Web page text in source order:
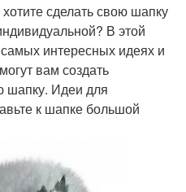
сделать свою шапку
В этой
интересных идеях и
вам создать
шапку. Идеи для
к шапке большой